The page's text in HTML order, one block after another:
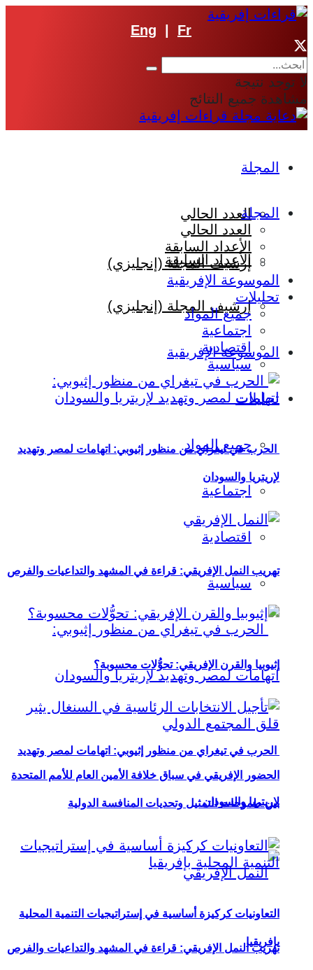
Eng Fr
لا توجد نتيجة
مشاهدة جميع النتائج
المجلة
العدد الحالي
الأعداد السابقة
إرشيف المجلة (إنجليزي)
الموسوعة الإفريقية
تحليلات
جميع المواد
اجتماعية
اقتصادية
سياسية
الحرب في تيغراي من منظور إثيوبي: اتهامات لمصر وتهديد
لإريتريا والسودان
تهريب النمل الإفريقي: قراءة في المشهد والتداعيات والفرص
المجلة
العدد الحالي
الأعداد السابقة
إرشيف المجلة (إنجليزي)
الموسوعة الإفريقية
تحليلات
جميع المواد
اجتماعية
اقتصادية
سياسية
الحرب في تيغراي من منظور إثيوبي: اتهامات لمصر وتهديد
لإريتريا والسودان
تهريب النمل الإفريقي: قراءة في المشهد والتداعيات والفرص
إثيوبيا والقرن الإفريقي: تحوُّلات محسوبة؟
الحضور الإفريقي في سباق خلافة الأمين العام للأمم المتحدة
بين طموحات التمثيل وتحديات المنافسة الدولية
التعاونيات كركيزة أساسية في إستراتيجيات التنمية المحلية
بإفريقيا